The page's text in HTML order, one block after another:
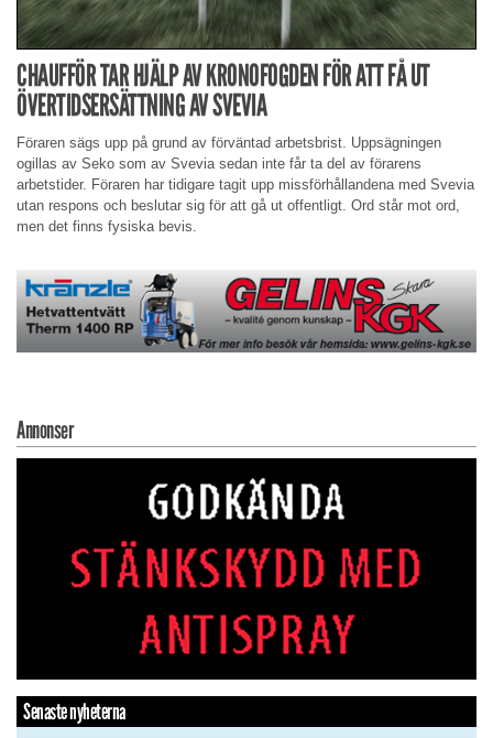
CHAUFFÖR TAR HJÄLP AV KRONOFOGDEN FÖR ATT FÅ UT
ÖVERTIDSERSÄTTNING AV SVEVIA
Föraren sägs upp på grund av förväntad arbetsbrist. Uppsägningen
ogillas av Seko som av Svevia sedan inte får ta del av förarens
arbetstider. Föraren har tidigare tagit upp missförhållandena med Svevia
utan respons och beslutar sig för att gå ut offentligt. Ord står mot ord,
men det finns fysiska bevis.
Annonser
Senaste nyheterna